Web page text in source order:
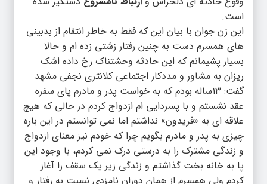
است.
این زن جوان با بیان این که فقط به خاطر انتقام از بدبینی
های همسرم دست به چنین رفتار زشتی زده ام و حالا
بسیار پشیمانم که این حادثه وحشتناک رخ داده اشک
ریزان به مشاور و مددکار اجتماعی کلانتری نجفی مشهد
گفت: ۱۳ساله بودم که به خواست پدر و مادرم پای سفره
عقد نشستم و با پسردایی ام ازدواج کردم در حالی که هیچ
علاقه ای به «فریدون» نداشتم اما نمی توانستم در این باره
چیزی به پدر و مادرم بگویم چرا که خودم نیز معنای ازدواج
و زندگی مشترک را به درستی درک نمی کردم، با وجود این
پا به خانه بخت گذاشتم و زندگی زیر یک سقف را آغاز
کردم ولی همسرم از همان دوران نامزدی نسبت به رفتار و